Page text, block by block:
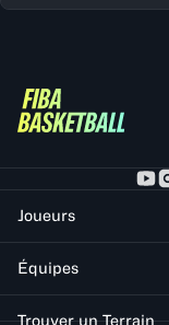
Joueurs
Équipes
Trouver un Terrain